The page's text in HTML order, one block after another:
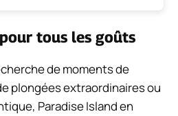
tous les goûts
de moments de
plongées extraordinaires ou
Paradise Island en